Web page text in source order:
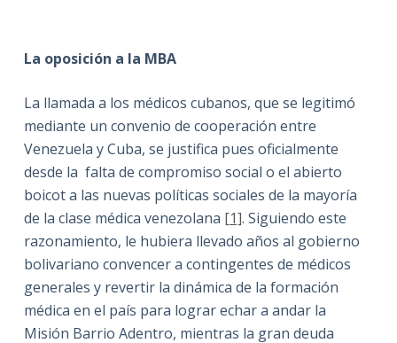
La oposición a la MBA
La llamada a los médicos cubanos, que se legitimó
mediante un convenio de cooperación entre
Venezuela y Cuba, se justifica pues oficialmente
desde la falta de compromiso social o el abierto
boicot a las nuevas políticas sociales de la mayoría
de la clase médica venezolana [1]. Siguiendo este
razonamiento, le hubiera llevado años al gobierno
bolivariano convencer a contingentes de médicos
generales y revertir la dinámica de la formación
médica en el país para lograr echar a andar la
Misión Barrio Adentro, mientras la gran deuda